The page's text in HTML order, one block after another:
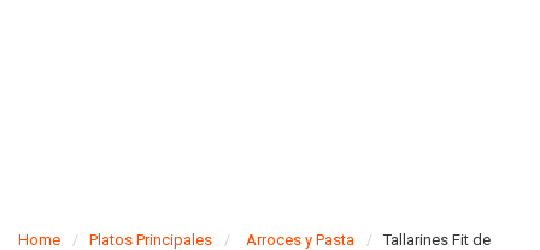
Home Platos Principales Arroces y Pasta
Tallarines Fit de